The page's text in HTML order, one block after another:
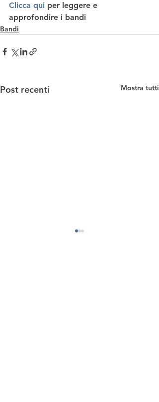
Clicca qui per leggere e
approfondire i bandi
Bandi
Post recenti Mostra tutti